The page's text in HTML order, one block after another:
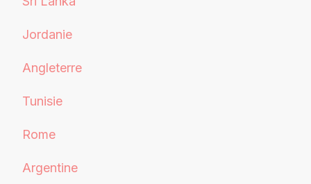
Jordanie
Angleterre
Tunisie
Rome
Argentine